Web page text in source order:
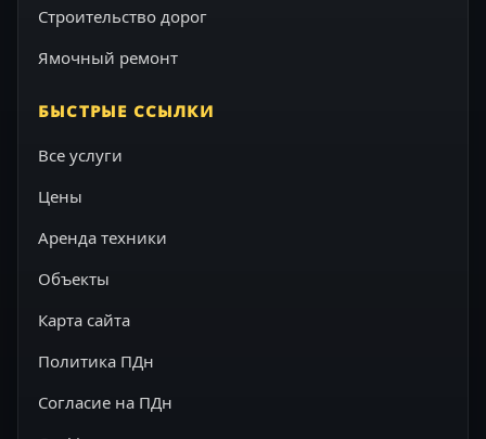
Строительство дорог
Ямочный ремонт
БЫСТРЫЕ ССЫЛКИ
Все услуги
Цены
Аренда техники
Объекты
Карта сайта
Политика ПДн
Согласие на ПДн